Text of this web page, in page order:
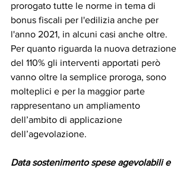
prorogato tutte le norme in tema di
bonus fiscali per l'edilizia anche per
l'anno 2021, in alcuni casi anche oltre.
Per quanto riguarda la nuova detrazione
del 110% gli interventi apportati però
vanno oltre la semplice proroga, sono
molteplici e per la maggior parte
rappresentano un ampliamento
dell’ambito di applicazione
dell’agevolazione.
Data sostenimento spese agevolabili e